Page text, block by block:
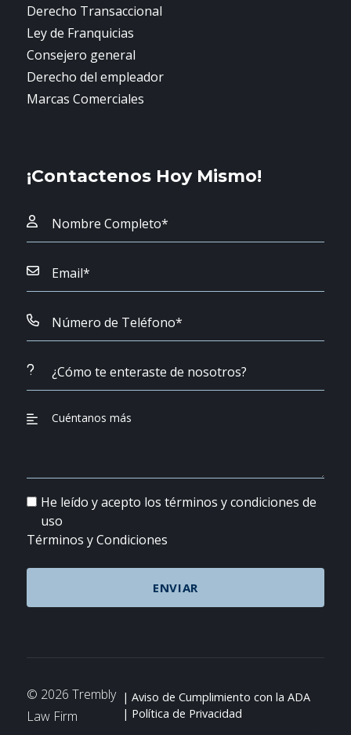
Derecho Transaccional
Ley de Franquicias
Consejero general
Derecho del empleador
Marcas Comerciales
¡Contactenos Hoy Mismo!
He leído y acepto los términos y condiciones de
uso
Términos y Condiciones
© 2026 Trembly
Law Firm
Aviso de Cumplimiento con la ADA
Política de Privacidad